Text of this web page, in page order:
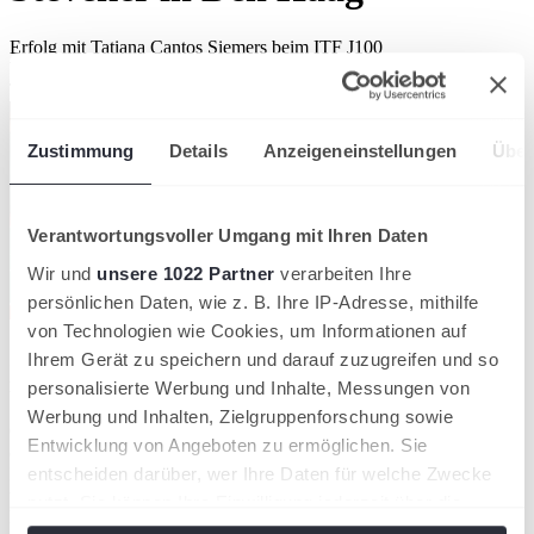
Zustimmung Details Anzeigeneinstellungen
Verantwortungsvoller Umgang mit Ihren Daten
Wir und unsere 1022 Partner verarbeiten Ihre
persönlichen Daten, wie z. B. Ihre IP-Adresse, mithilfe
von Technologien wie Cookies, um Informationen auf
Ihrem Gerät zu speichern und darauf zuzugreifen und so
personalisierte Werbung und Inhalte, Messungen von
Werbung und Inhalten, Zielgruppenforschung sowie
Entwicklung von Angeboten zu ermöglichen. Sie
entscheiden darüber, wer Ihre Daten für welche Zwecke
Erfolg mit Tatiana Cantos Siemers beim ITF J100
Zweiter Turniererfolg im Doppel für Fenna Steveker
in diesem Jahr.
Gemeinsam mit ihrer Doppelpartnerin Tatiana Cantos Siemers
(Belgien) sicherte sie sich den Titel in der Doppelkonkurrenz des
ITF J100 Juniorinnen-Weltranglistenturniers in Den Haag. Die